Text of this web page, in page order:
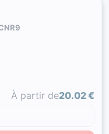
À partir de20.02 €